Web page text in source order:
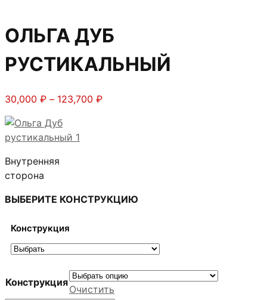
ОЛЬГА ДУБ
РУСТИКАЛЬНЫЙ
30,000 ₽ – 123,700 ₽Диапазон
Внутренняя
сторона
ВЫБЕРИТЕ КОНСТРУКЦИЮ
Конструкция
Конструкция
Очистить